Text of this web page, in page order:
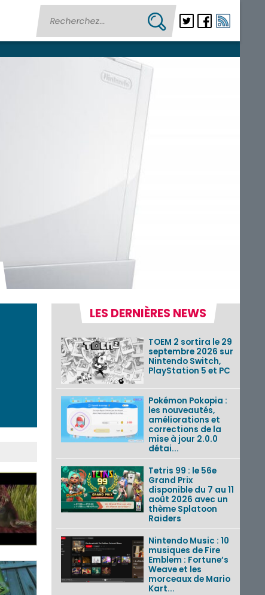
LES DERNIÈRES NEWS
TOEM 2 sortira le 29
septembre 2026 sur
Nintendo Switch,
PlayStation 5 et PC
Pokémon Pokopia :
les nouveautés,
améliorations et
corrections de la
mise à jour 2.0.0
détai...
Tetris 99 : le 56e
Grand Prix
disponible du 7 au 11
août 2026 avec un
thème Splatoon
Raiders
Nintendo Music : 10
musiques de Fire
Emblem : Fortune’s
Weave et les
morceaux de Mario
Kart...